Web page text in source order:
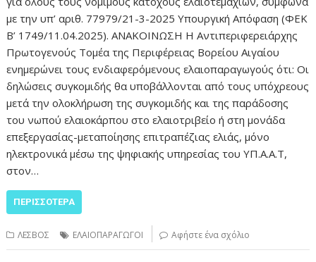
με την υπ’ αριθ. 77979/21-3-2025 Υπουργική Απόφαση (ΦΕΚ
Β’ 1749/11.04.2025). ΑΝΑΚΟΙΝΩΣΗ Η Αντιπεριφερειάρχης
Πρωτογενούς Τομέα της Περιφέρειας Βορείου Αιγαίου
ενημερώνει τους ενδιαφερόμενους ελαιοπαραγωγούς ότι: Οι
δηλώσεις συγκομιδής θα υποβάλλονται από τους υπόχρεους
μετά την ολοκλήρωση της συγκομιδής και της παράδοσης
του νωπού ελαιοκάρπου στο ελαιοτριβείο ή στη μονάδα
επεξεργασίας-μεταποίησης επιτραπέζιας ελιάς, μόνο
ηλεκτρονικά μέσω της ψηφιακής υπηρεσίας του ΥΠ.Α.Α.Τ,
στον…
ΠΕΡΙΣΣΌΤΕΡΑ
ΛΕΣΒΟΣ ΕΛΑΙΟΠΑΡΑΓΩΓΟΙ Αφήστε ένα σχόλιο